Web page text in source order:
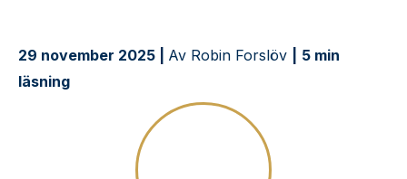
29 november 2025 | Av Robin Forslöv
5 min
läsning